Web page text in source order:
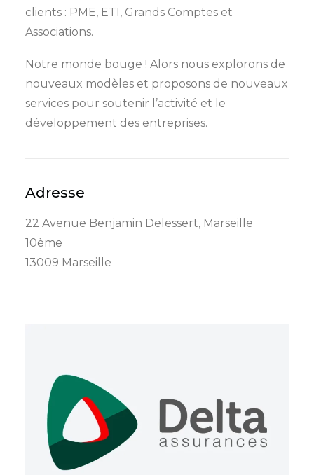
clients : PME, ETI, Grands Comptes et
Associations.
Notre monde bouge ! Alors nous explorons de
nouveaux modèles et proposons de nouveaux
services pour soutenir l’activité et le
développement des entreprises.
Adresse
22 Avenue Benjamin Delessert, Marseille
10ème
13009 Marseille